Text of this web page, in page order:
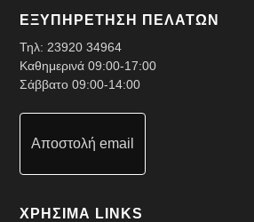
ΕΞΥΠΗΡΕΤΗΣΗ ΠΕΛΑΤΩΝ
Τηλ:23920 34964
Καθημερινά 09:00-17:00
Σάββατο 09:00-14:00
Αποστολή email
ΧΡΗΣΙΜΑ LINKS